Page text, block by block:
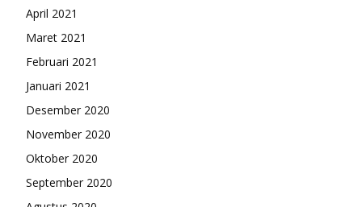
April 2021
Maret 2021
Februari 2021
Januari 2021
Desember 2020
November 2020
Oktober 2020
September 2020